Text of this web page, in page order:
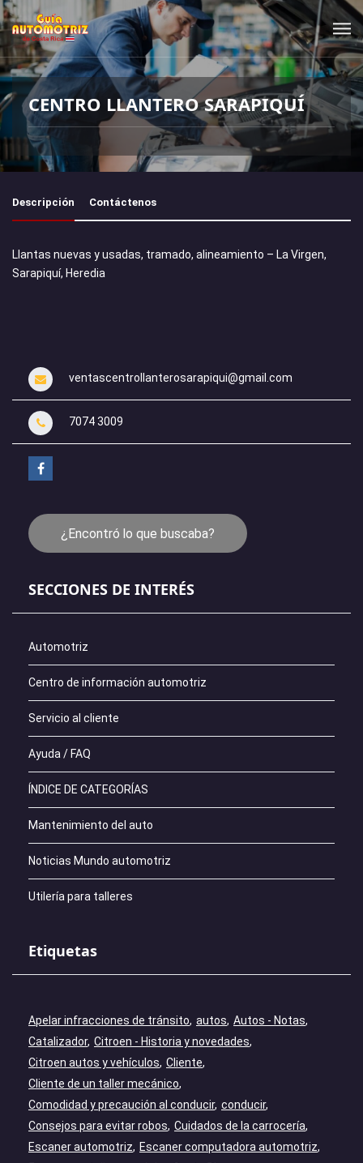
CENTRO LLANTERO SARAPIQUÍ
Descripción Contáctenos
Llantas nuevas y usadas, tramado, alineamiento – La Virgen,
Sarapiquí, Heredia
ventascentrollanterosarapiqui@gmail.com
7074 3009
¿Encontró lo que buscaba?
SECCIONES DE INTERÉS
Automotriz
Centro de información automotriz
Servicio al cliente
Ayuda / FAQ
ÍNDICE DE CATEGORÍAS
Mantenimiento del auto
Noticias Mundo automotriz
Utilería para talleres
Etiquetas
Apelar infracciones de tránsito autos Autos - Notas
Catalizador Citroen - Historia y novedades
Citroen autos y vehículos Cliente
Cliente de un taller mecánico
Comodidad y precaución al conducir conducir
Consejos para evitar robos Cuidados de la carrocería
Escaner automotriz
Escaner computadora automotriz